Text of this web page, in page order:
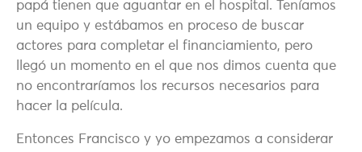
papá tienen que aguantar en el hospital. Teníamos
un equipo y estábamos en proceso de buscar
actores para completar el financiamiento, pero
llegó un momento en el que nos dimos cuenta que
no encontraríamos los recursos necesarios para
hacer la película.
Entonces Francisco y yo empezamos a considerar